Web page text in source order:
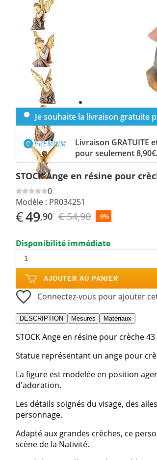
Previous
slide
Next
slide
Je souhaite la livraison gratuite
Livraison GRATUITE
pour seulement
STOCK Ange en résine pour
0
Modèle : PR034251
€49,90 € 54,90 -9%
Disponibilité immédiate
AJOUTER AU PANIER
Connectez-vous pour ajouter
DESCRIPTION Mesures Matériaux
STOCK Ange en résine pour crèche 43
Statue représentant un ange pour
La figure est modelée en position
d'adoration.
Les détails soignés du visage, des
personnage.
Adapté aux grandes crèches, ce
scène de la Nativité.